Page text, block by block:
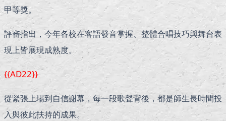
甲等獎。
評審指出，今年各校在客語發音掌握、整體合唱技巧與舞台表
現上皆展現成熟度。
{{AD22}}
從緊張上場到自信謝幕，每一段歌聲背後，都是師生長時間投
入與彼此扶持的成果。